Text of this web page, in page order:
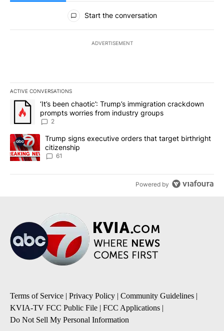
All Comments
Start the conversation
ADVERTISEMENT
ACTIVE CONVERSATIONS
The following is a list of the most commented articles in the last
A trending article titled "‘It’s been chaotic’: Trump’s
‘It’s been chaotic’: Trump’s immigration crackdown
prompts worries from industry groups
2
A trending article titled "Trump signs executive orders that
Trump signs executive orders that target birthright
citizenship
61
Powered by
Terms of Service | Privacy Policy | Community Guidelines |
KVIA-TV FCC Public File | FCC Applications |
Do Not Sell My Personal Information